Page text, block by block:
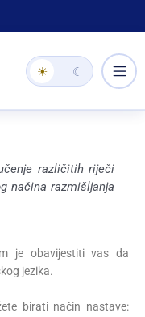
☀ ☾
različitih riječi
načina razmišljanja
je obavijestiti vas da
jezika.
birati način nastave: